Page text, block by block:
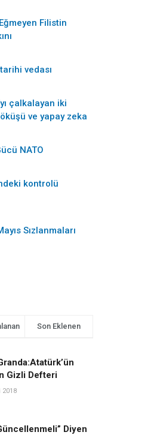
Filistin
vedası
çalkalayan iki
ve yapay zeka
NATO
kontrolü
Sızlanmaları
Son Eklenen
Gizli Defteri
2018
Diyen